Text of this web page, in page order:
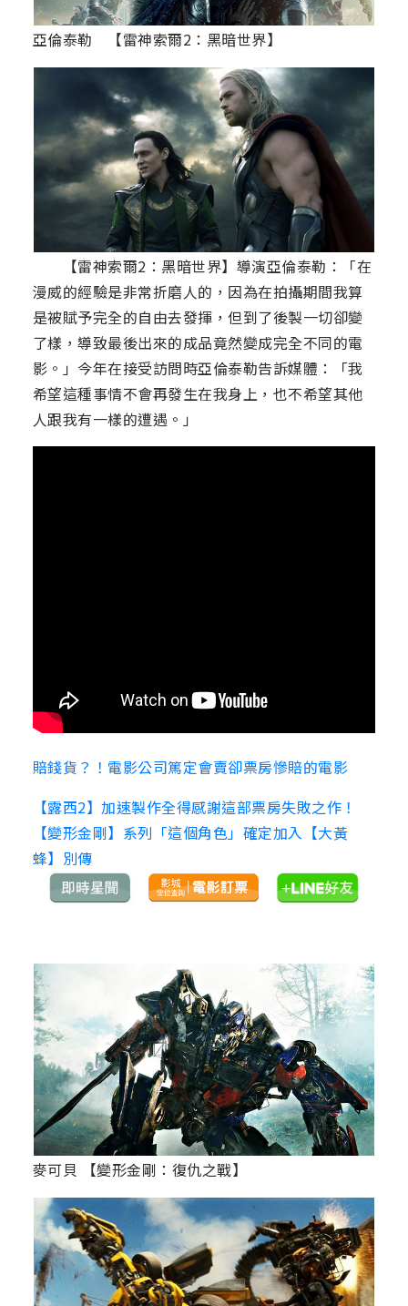
亞倫泰勒 【雷神索爾2：黑暗世界】
【雷神索爾2：黑暗世界】導演亞倫泰勒：「在
漫威的經驗是非常折磨人的，因為在拍攝期間我算
是被賦予完全的自由去發揮，但到了後製一切卻變
了樣，導致最後出來的成品竟然變成完全不同的電
影。」今年在接受訪問時亞倫泰勒告訴媒體：「我
希望這種事情不會再發生在我身上，也不希望其他
人跟我有一樣的遭遇。」
賠錢貨？！電影公司篤定會賣卻票房慘賠的電影
【露西2】加速製作全得感謝這部票房失敗之作！
【變形金剛】系列「這個角色」確定加入【大黃
蜂】別傳
麥可貝 【變形金剛：復仇之戰】